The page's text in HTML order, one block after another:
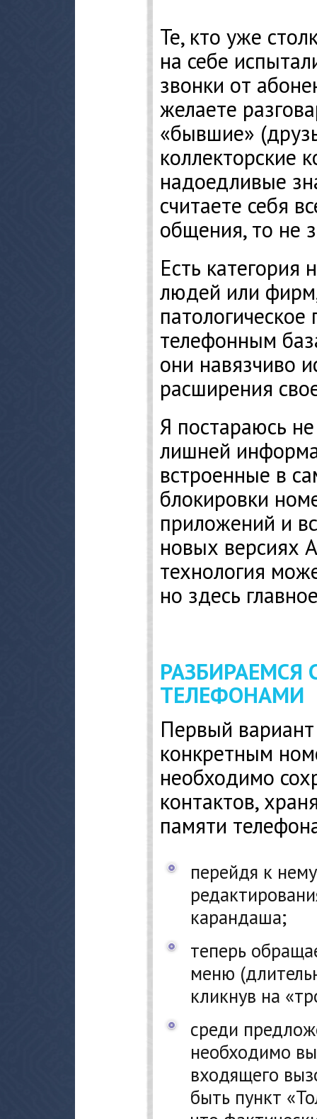
Те, кто уже
на себе
звонки от
желаете
«бывшие»
коллекторские
надоедливые
считаете себя
общения, то не
Есть категория
людей или
патологическое
телефонным
они навязчиво
расширения
Я постараюсь
лишней
встроенные в
блокировки
приложений и
новых версиях
технология
но здесь
ТЕЛЕФОНАМИ
Первый
конкретным
необходимо
контактов,
памяти
перейдя к
карандаша;
теперь
меню
кликнув на
среди
необходимо
входящего
быть пункт